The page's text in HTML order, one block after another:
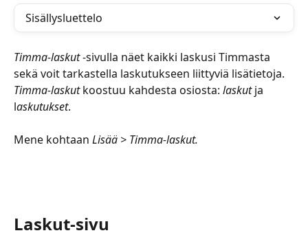
Sisällysluettelo
Timma-laskut -sivulla näet kaikki laskusi Timmasta
sekä voit tarkastella laskutukseen liittyviä lisätietoja.
Timma-laskut koostuu kahdesta osiosta: laskut ja
laskutukset.
Mene kohtaan Lisää > Timma-laskut.
Laskut-sivu